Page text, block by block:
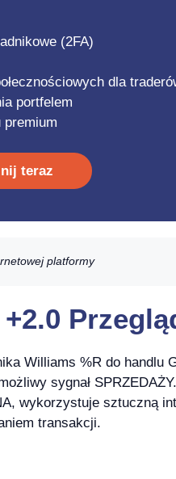
(2FA)
dla
portfelem
premium
teraz
platformy
Williams %R do handlu
sygnał
wykorzystuje sztuczną
transakcji.